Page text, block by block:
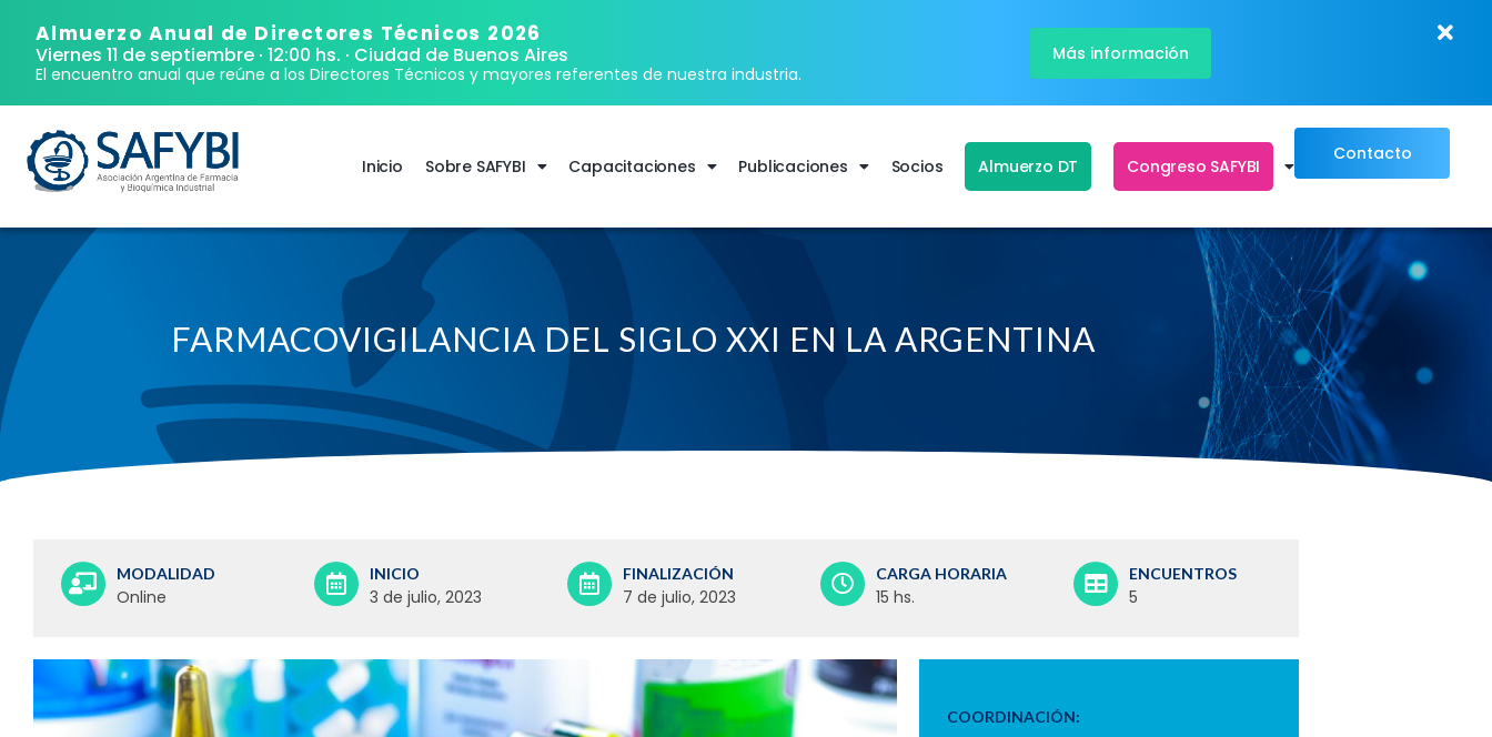
Almuerzo Anual de Directores Técnicos 2026
Viernes 11 de septiembre · 12:00 hs. · Ciudad de Buenos Aires
El encuentro anual que reúne a los Directores Técnicos y mayores referentes de nuestra industria.
Más información
Inicio Sobre SAFYBI Capacitaciones Publicaciones Socios Almuerzo DT Congreso SAFYBI
Contacto
FARMACOVIGILANCIA DEL SIGLO XXI EN LA ARGENTINA
MODALIDAD
Online
INICIO
3 de julio, 2023
FINALIZACIÓN
7 de julio, 2023
CARGA HORARIA
15 hs.
ENCUENTROS
5
COORDINACIÓN: